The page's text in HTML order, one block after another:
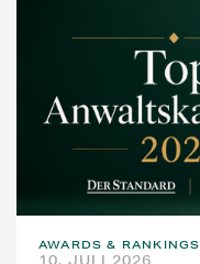
AWARDS & RANKINGS
10. JULI 2026